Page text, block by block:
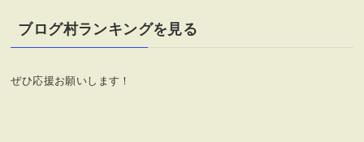
リ
ー
ブログ村ランキングを見る
ぜひ応援お願いします！